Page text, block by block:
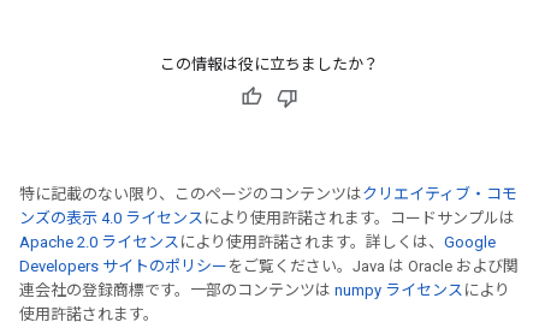
この情報は役に立ちましたか？
特に記載のない限り、このページのコンテンツはクリエイティブ・コモ
ンズの表示 4.0 ライセンス により使用許諾されます。コードサンプルは
Apache 2.0 ライセンス により使用許諾されます。詳しくは、 Google
Developers サイトのポリシー をご覧ください。Java は Oracle および関
連会社の登録商標です。一部のコンテンツは numpy ライセンス により
使用許諾されます。